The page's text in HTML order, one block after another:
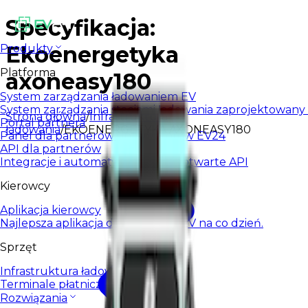
Produkty
Platforma
System zarządzania ładowaniem EV
System zarządzania stacjami ładowania zaprojektowany
Portal partnera
Panel dla partnerów i integratorów EV24
API dla partnerów
Integracje i automatyzacja przez otwarte API
Kierowcy
Aplikacja kierowcy
Najlepsza aplikacja do ładowania EV na co dzień.
Sprzęt
Infrastruktura ładowania
Terminale płatnicze
Rozwiązania
Specyfikacja:
Ekoenergetyka
axoneasy180
Strona główna/Infrastruktura
ładowania/EKOENERGETYKA AXONEASY180